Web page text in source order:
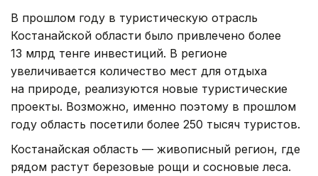
В прошлом году в туристическую отрасль
Костанайской области было привлечено более
13 млрд тенге инвестиций. В регионе
увеличивается количество мест для отдыха
на природе, реализуются новые туристические
проекты. Возможно, именно поэтому в прошлом
году область посетили более 250 тысяч туристов.
Костанайская область — живописный регион, где
рядом растут березовые рощи и сосновые леса.